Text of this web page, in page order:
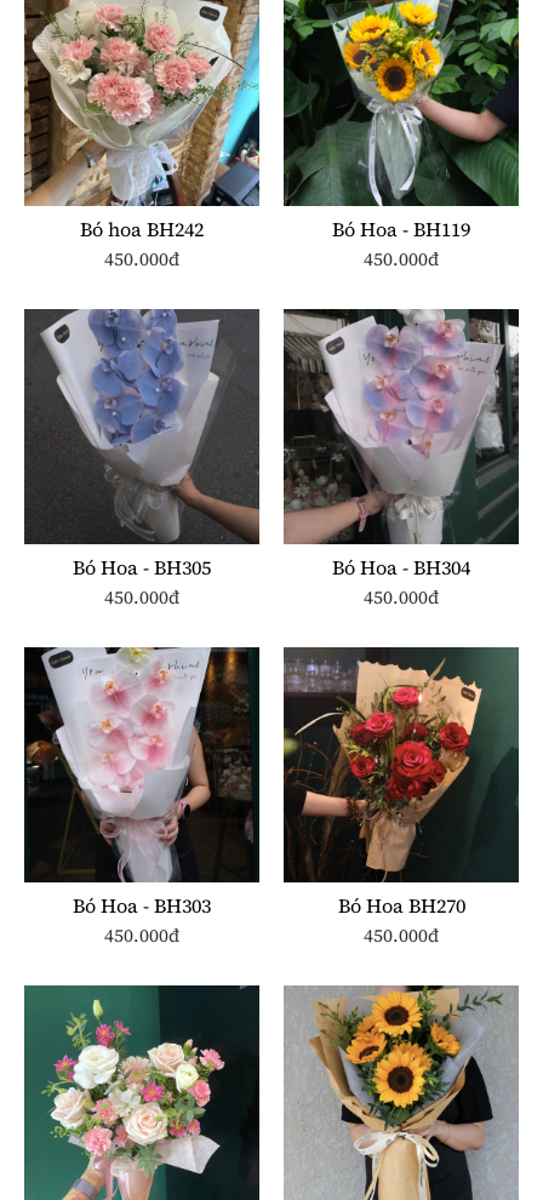
Bó hoa BH242
450.000đ
Bó Hoa - BH119
450.000đ
Bó Hoa - BH305
450.000đ
Bó Hoa - BH304
450.000đ
Bó Hoa - BH303
450.000đ
Bó Hoa BH270
450.000đ